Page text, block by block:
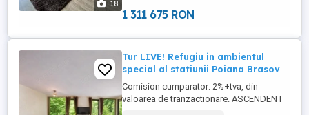
18
interioara, piscina exterioara infinity ...
1 311 675 RON
Tur LIVE! Refugiu in ambientul
special al statiunii Poiana Brasov
Comision cumparator: 2%+tva, din
valoarea de tranzactionare. ASCENDENT